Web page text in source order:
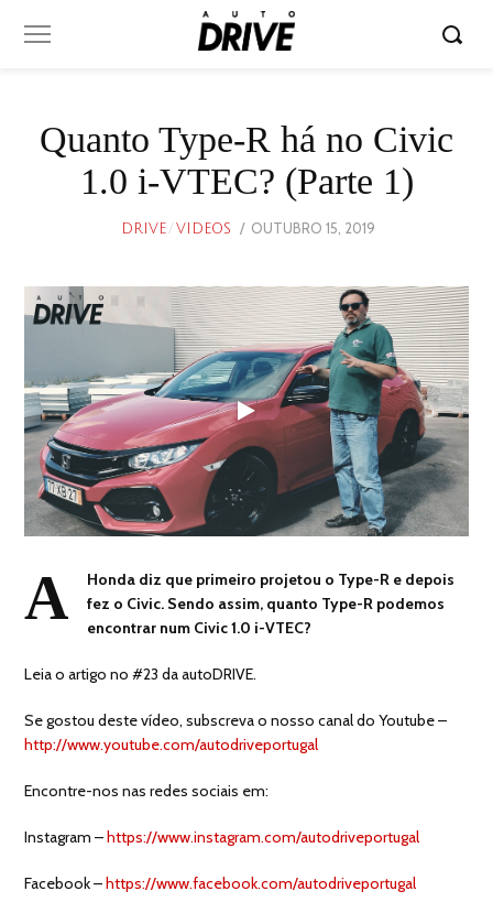
Quanto Type-R há no Civic
1.0 i-VTEC? (Parte 1)
DRIVE/ VIDEOS
POSTED
OUTUBRO 15, 2019
A
Honda diz que primeiro projetou o Type-R e depois
fez o Civic. Sendo assim, quanto Type-R podemos
encontrar num Civic 1.0 i-VTEC?
Leia o artigo no #23 da autoDRIVE.
Se gostou deste vídeo, subscreva o nosso canal do Youtube –
http://www.youtube.com/autodriveportugal
Encontre-nos nas redes sociais em:
Instagram –https://www.instagram.com/autodriveportugal
Facebook –https://www.facebook.com/autodriveportugal